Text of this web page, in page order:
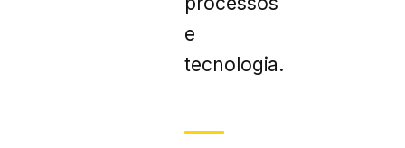
e
tecnologia.